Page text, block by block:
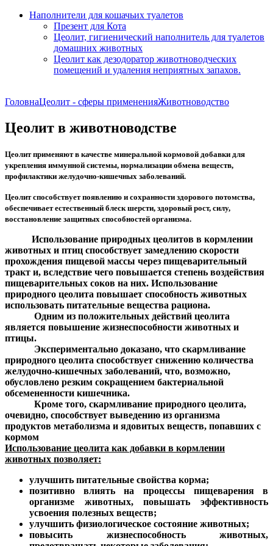
Наполнители для кошачьих туалетов
Презент для Кота
Цеолит, гигиенический наполнитель для туалетов
домашних животных
Цеолит как дезодоратор животноводческих
помещений и удаления неприятных запахов.
ГоловнаЦеолит - сферы примененияЖивотноводство
Цеолит в животноводстве
Цеолит применяют в качестве минеральной кормовой добавки для
укрепления иммунной системы, нормализации обмена веществ,
профилактики желудочно­-кишечных заболеваний.
Цеолит способствует появлению и сохранности здорового потомства,
обеспечивает естественный блеск шерсти, здоровый рост, силу,
восстановление защитных способностей организма.
Использование природных цеолитов в кормлении
животных и птиц способствует замедлению скорости
прохождения пищевой массы через пищеварительный
тракт и, вследствие чего повышается степень воздействия
пищеварительных соков на них. Использование
природного цеолита повышает способность животных
использовать питательные вещества рациона.
Одним из положительных действий цеолита
является повышение жизнеспособности животных и
птицы.
Экспериментально доказано, что скармливание
природного цеолита способствует снижению количества
желудочно-кишечных заболеваний, что, возможно,
обусловлено резким сокращением бактериальной
обсемененности кишечника.
Кроме того, скармливание природного цеолита,
очевидно, способствует выведению из организма
продуктов метаболизма и ядовитых веществ, попавших с
кормом
Использование цеолита как добавки в кормлении
животных позволяет:
улучшить питательные свойства корма;
позитивно влиять на процессы пищеварения в
организме животных, повышать эффективность
усвоения полезных веществ;
улучшить физиологическое состояние животных;
повысить жизнеспособность животных,